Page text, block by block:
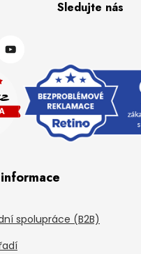
Sledujte nás
spolupráce (B2B)